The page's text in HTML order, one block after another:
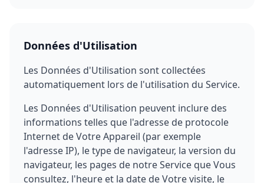
Données d'Utilisation
Les Données d'Utilisation sont collectées
automatiquement lors de l'utilisation du Service.
Les Données d'Utilisation peuvent inclure des
informations telles que l'adresse de protocole
Internet de Votre Appareil (par exemple
l'adresse IP), le type de navigateur, la version du
navigateur, les pages de notre Service que Vous
consultez, l'heure et la date de Votre visite, le